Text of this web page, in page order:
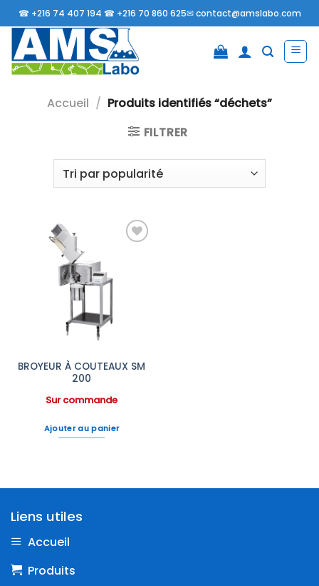
Passer
au
contenu
☎ +216 74 407 194 ☎ +216 70 860 625✉contact@amslabo.com
Accueil / Produits identifiés “déchets”
FILTRER
Ajouter
à la liste
BROYEUR À COUTEAUX SM
200
Sur commande
Ajouter au panier
Liens utiles
Accueil
Produits